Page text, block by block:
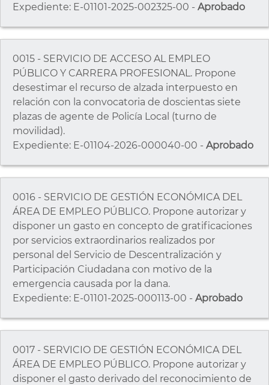
Expediente: E-01101-2025-002325-00 - Aprobado
0015 - SERVICIO DE ACCESO AL EMPLEO
PÚBLICO Y CARRERA PROFESIONAL. Propone
desestimar el recurso de alzada interpuesto en
relación con la convocatoria de doscientas siete
plazas de agente de Policía Local (turno de
movilidad).
Expediente: E-01104-2026-000040-00 - Aprobado
0016 - SERVICIO DE GESTIÓN ECONÓMICA DEL
ÁREA DE EMPLEO PÚBLICO. Propone autorizar y
disponer un gasto en concepto de gratificaciones
por servicios extraordinarios realizados por
personal del Servicio de Descentralización y
Participación Ciudadana con motivo de la
emergencia causada por la dana.
Expediente: E-01101-2025-000113-00 - Aprobado
0017 - SERVICIO DE GESTIÓN ECONÓMICA DEL
ÁREA DE EMPLEO PÚBLICO. Propone autorizar y
disponer el gasto derivado del reconocimiento de